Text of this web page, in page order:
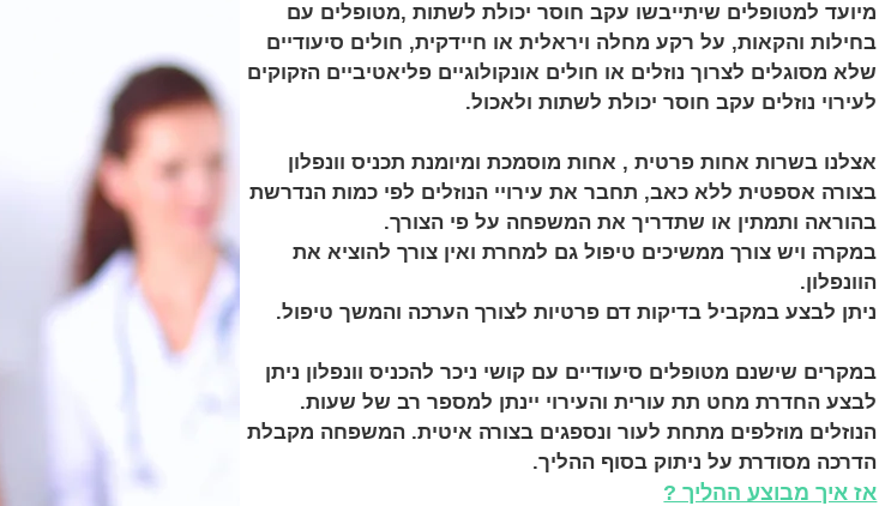
מיועד למטופלים שיתייבשו עקב חוסר יכולת לשתות ,מטופלים עם
בחילות והקאות, על רקע מחלה ויראלית או חיידקית, חולים סיעודיים
שלא מסוגלים לצרוך נוזלים או חולים אונקולוגיים פליאטיביים הזקוקים
לעירוי נוזלים עקב חוסר יכולת לשתות ולאכול.
אצלנו בשרות אחות פרטית , אחות מוסמכת ומיומנת תכניס וונפלון
בצורה אספטית ללא כאב, תחבר את עירויי הנוזלים לפי כמות הנדרשת
בהוראה ותמתין או שתדריך את המשפחה על פי הצורך.
במקרה ויש צורך ממשיכים טיפול גם למחרת ואין צורך להוציא את
הוונפלון.
ניתן לבצע במקביל בדיקות דם פרטיות לצורך הערכה והמשך טיפול.
במקרים שישנם מטופלים סיעודיים עם קושי ניכר להכניס וונפלון ניתן
לבצע החדרת מחט תת עורית והעירוי יינתן למספר רב של שעות.
הנוזלים מוזלפים מתחת לעור ונספגים בצורה איטית. המשפחה מקבלת
הדרכה מסודרת על ניתוק בסוף ההליך.
אז איך מבוצע ההליך ?